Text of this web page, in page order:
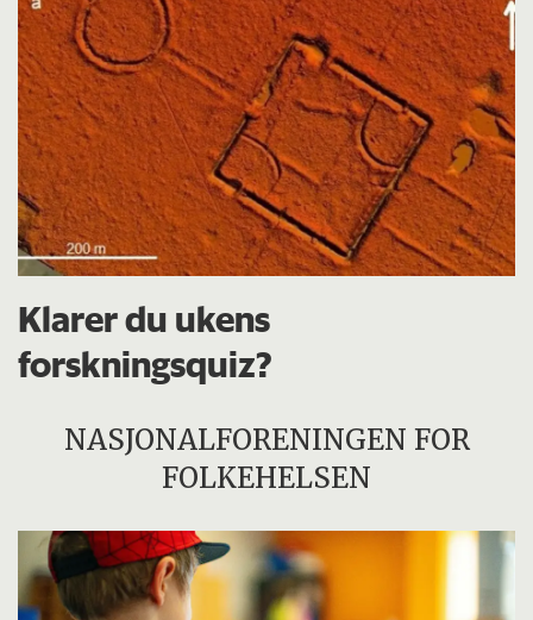
Klarer du ukens
forskningsquiz?
NASJONALFORENINGEN FOR
FOLKEHELSEN